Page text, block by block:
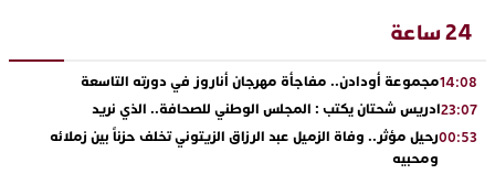
24 ساعة
14:08مجموعة أودادن.. مفاجأة مهرجان أناروز في دورته التاسعة
23:07ادريس شحتان يكتب : المجلس الوطني للصحافة.. الذي نريد
00:53رحيل مؤثر.. وفاة الزميل عبد الرزاق الزيتوني تخلف حزناً بين زملائه
ومحبيه